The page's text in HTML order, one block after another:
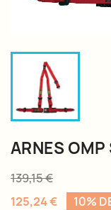
ARNES OMP
139,15 €
125,24 €
10%